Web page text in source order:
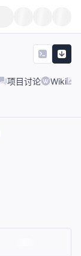
项目讨论 Wiki